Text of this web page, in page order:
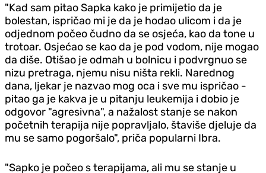
"Kad sam pitao Sapka kako je primijetio da je
bolestan, ispričao mi je da je hodao ulicom i da je
odjednom počeo čudno da se osjeća, kao da tone u
trotoar. Osjećao se kao da je pod vodom, nije mogao
da diše. Otišao je odmah u bolnicu i podvrgnuo se
nizu pretraga, njemu nisu ništa rekli. Narednog
dana, ljekar je nazvao mog oca i sve mu ispričao -
pitao ga je kakva je u pitanju leukemija i dobio je
odgovor "agresivna", a nažalost stanje se nakon
početnih terapija nije popravljalo, štaviše djeluje da
mu se samo pogoršalo", priča popularni Ibra.
"Sapko je počeo s terapijama, ali mu se stanje u